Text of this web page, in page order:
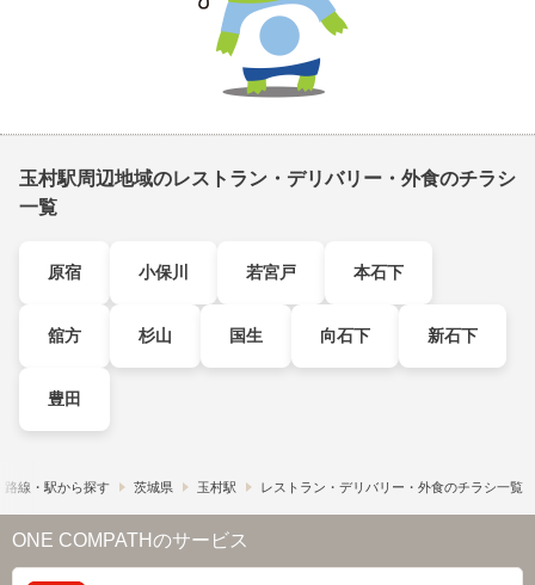
玉村駅周辺地域のレストラン・デリバリー・外食のチラシ
一覧
原宿 小保川 若宮戸 本石下
舘方 杉山 国生 向石下 新石下
豊田
路線・駅から探す 茨城県 玉村駅 レストラン・デリバリー・外食のチラシ一覧
ONE COMPATHのサービス